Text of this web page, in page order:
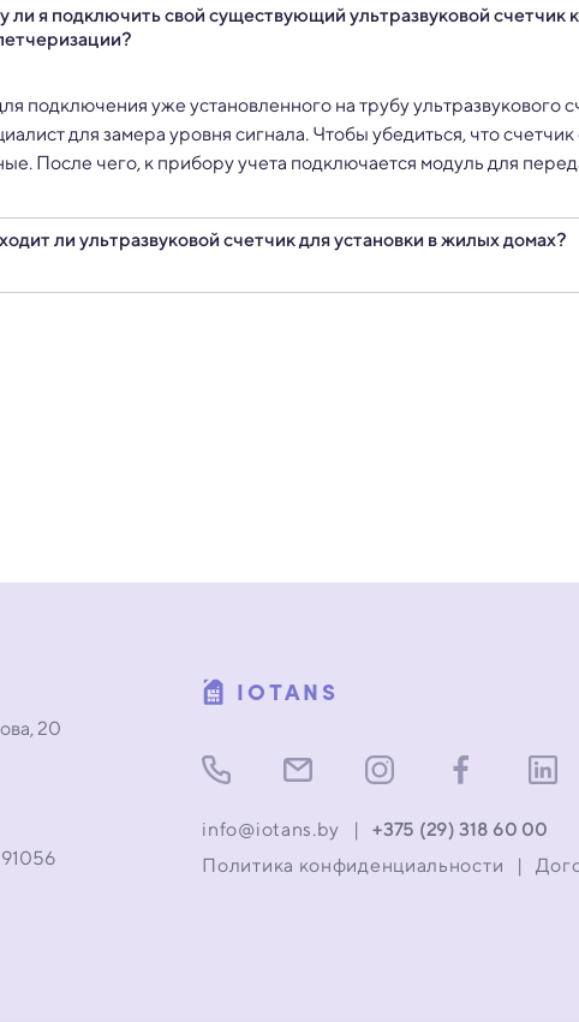
ли я подключить свой существующий ультразвуковой счетчик
подключения уже установленного на трубу ультразвукового
для замера уровня сигнала. Чтобы убедиться, что
После чего, к прибору учета подключается модуль для
ли ультразвуковой счетчик для установки в жилых домах?
20
IOTANS
info@iotans.by | +375 (29) 318 60 00
Политика конфиденциальности |